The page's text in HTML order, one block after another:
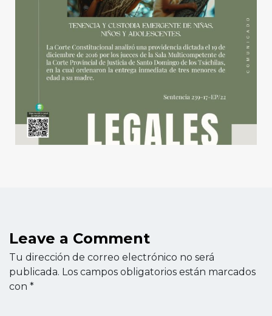
Leave a Comment
Tu dirección de correo electrónico no será
publicada. Los campos obligatorios están marcados
con *